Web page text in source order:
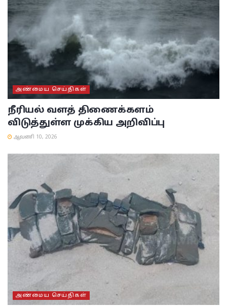
அண்மைய செய்திகள்
நீரியல் வளத் திணைக்களம்
விடுத்துள்ள முக்கிய அறிவிப்பு
ஆவணி 10, 2026
அண்மைய செய்திகள்